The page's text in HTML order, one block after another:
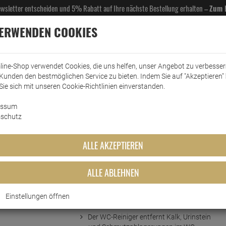
entscheiden und 5% Rabatt auf Ihre nächste Bestellung erhalten –Zum
& GASTROBEDARF DROGERIE KÜCHE & HAUSHALT KFZ
750 ml
Der WC-Reiniger entfernt Kalk, Urinstein
COOKIES
Shop verwendet Cookies, die uns helfen, unser Angebot zu
den bestmöglichen Service zu bieten. Indem Sie auf "Akzeptieren"
sich mit unseren Cookie-Richtlinien einverstanden.
ALLE AKZEPTIEREN
ALLE ABLEHNEN
Einstellungen öffnen